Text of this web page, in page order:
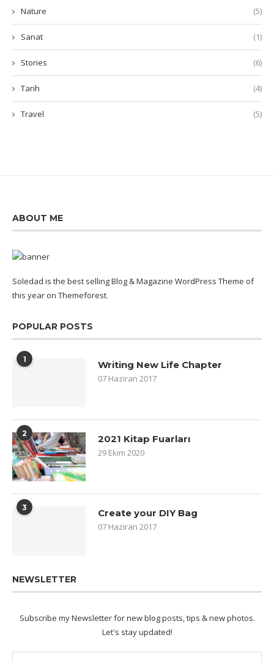
Nature (5)
Sanat (1)
Stories (6)
Tarih (4)
Travel (5)
ABOUT ME
Soledad is the best selling Blog & Magazine WordPress Theme of
this year on Themeforest.
POPULAR POSTS
1 Writing New Life Chapter
07 Haziran 2017
2 2021 Kitap Fuarları
29 Ekim 2020
3 Create your DIY Bag
07 Haziran 2017
NEWSLETTER
Subscribe my Newsletter for new blog posts, tips & new photos.
Let's stay updated!